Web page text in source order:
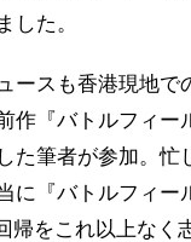
した。
ースも香港現地で
作『バトルフィ
た筆者が参加。忙
に『バトルフィー
帰をこれ以上なく